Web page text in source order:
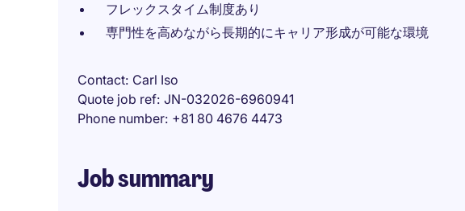
フレックスタイム制度あり
専門性を高めながら長期的にキャリア形成が可能な環境
Contact Carl Iso
Quote job ref JN-032026-6960941
Phone number +81 80 4676 4473
Job summary